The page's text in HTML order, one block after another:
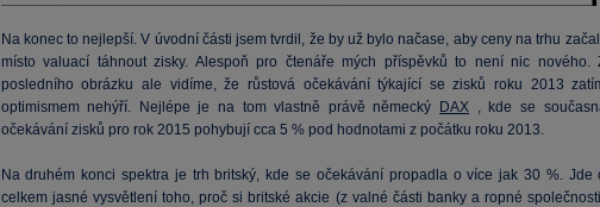
Na konec to nejlepší. V úvodní části jsem tvrdil, že by už bylo načase, aby ceny na trhu
místo valuací táhnout zisky. Alespoň pro čtenáře mých příspěvků to není nic nového.
posledního obrázku ale vidíme, že růstová očekávání týkající se zisků roku 2013
optimismem nehýří. Nejlépe je na tom vlastně právě německý
DAX , kde se
očekávání zisků pro rok 2015 pohybují cca 5 % pod hodnotami z počátku roku 2013.
Na druhém konci spektra je trh britský, kde se očekávání propadla o více jak 30 %. Jde
celkem jasné vysvětlení toho, proč si britské akcie (z valné části banky a ropné